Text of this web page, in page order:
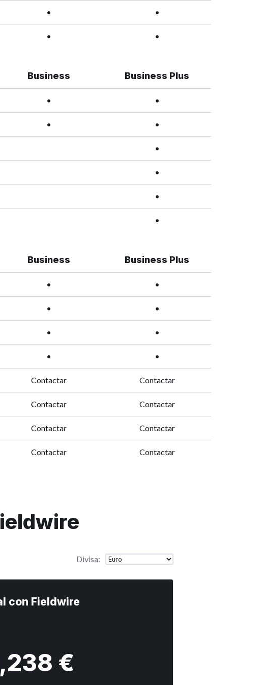
• •
• •
Business Business Plus
• •
• •
•
•
•
•
Business Business Plus
• •
• •
• •
• •
Contactar Contactar
Contactar Contactar
Contactar Contactar
Contactar Contactar
Divisa:
con Fieldwire
€